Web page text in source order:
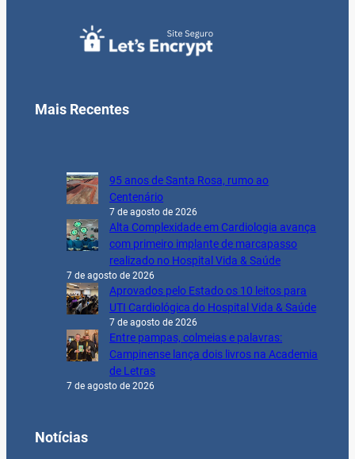
Mais Recentes
95 anos de Santa Rosa, rumo ao
Centenário
7 de agosto de 2026
Alta Complexidade em Cardiologia avança
com primeiro implante de marcapasso
realizado no Hospital Vida & Saúde
7 de agosto de 2026
Aprovados pelo Estado os 10 leitos para
UTI Cardiológica do Hospital Vida & Saúde
7 de agosto de 2026
Entre pampas, colmeias e palavras:
Campinense lança dois livros na Academia
de Letras
7 de agosto de 2026
Notícias